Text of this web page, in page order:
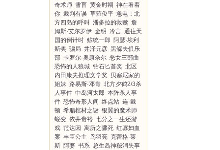
奇术师 雪盲 黄金时期 神在看着
你 裁判有误 草薙俊平 急电：北
方四岛的呼叫 潘多拉的救赎 詹
姆斯·艾尔罗伊 金明 冷言 通往天
国的倒计时 鲸统一郎 阿瑟·埃利
斯奖 骗局 井泽元彦 黑鳏夫俱乐
部 卡罗尔·奥康奈尔 恶女三部曲
恐怖的人狼城 钻石匕首奖 北区
内田康夫推理文学奖
贝塞尼家的
姐妹 路易斯·邓肯 北方夕鹤2/3杀
人事件 中岛河太郎 本阵杀人事
件 恐怖奇形人间 终点站 连·戴
顿 希腊棺材之谜 银翼的魔术师
蜕变 依井贵裕 七分之一生还游
戏 范达因 寓所之骤死 红寡妇血
案 丰臣公主 鸟羽亮 克蕾格·莱
斯 阿婆 书系 总生岛神秘消失事